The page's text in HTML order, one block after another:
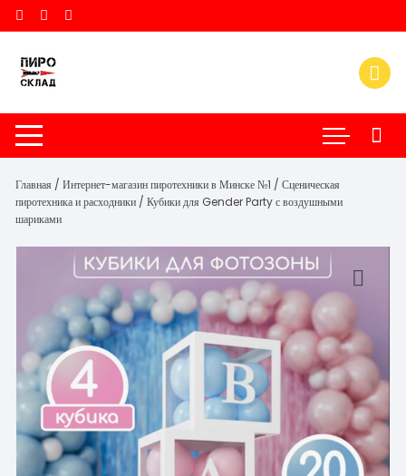
Перейти
к
содержимому
Главная /Интернет-магазин пиротехники в Минске №1 /Сценическая
пиротехника и расходники / Кубики для Gender Party с воздушными
шариками